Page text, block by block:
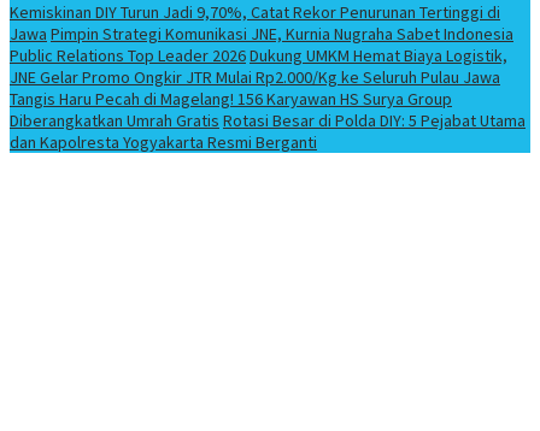
Kemiskinan DIY Turun Jadi 9,70%, Catat Rekor Penurunan Tertinggi di
Jawa Pimpin Strategi Komunikasi JNE, Kurnia Nugraha Sabet Indonesia
Public Relations Top Leader 2026Dukung UMKM Hemat Biaya Logistik,
JNE Gelar Promo Ongkir JTR Mulai Rp2.000/Kg ke Seluruh Pulau Jawa
Tangis Haru Pecah di Magelang! 156 Karyawan HS Surya Group
Diberangkatkan Umrah Gratis Rotasi Besar di Polda DIY: 5 Pejabat Utama
dan Kapolresta Yogyakarta Resmi Berganti